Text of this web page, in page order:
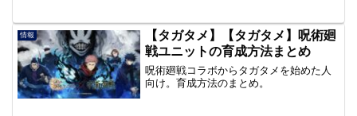
演について、以下。アンクCC、新ユニッ
ト『プルメリア』、舞台版タガ...
情報
【タガタメ】【タガタメ】呪術廻
戦ユニットの育成方法まとめ
呪術廻戦コラボからタガタメを始めた人
向け。育成方法のまとめ。